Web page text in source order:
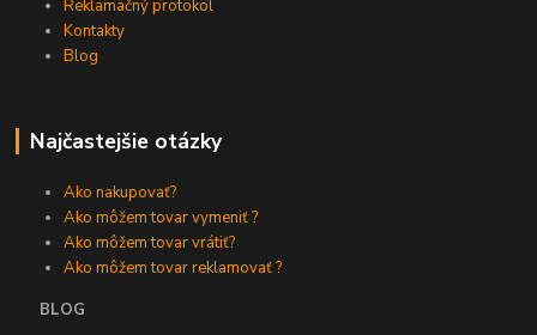
Reklamačný protokol
Kontakty
Blog
Najčastejšie otázky
Ako nakupovať?
Ako môžem tovar vymeniť ?
Ako môžem tovar vrátiť?
Ako môžem tovar reklamovať ?
BLOG